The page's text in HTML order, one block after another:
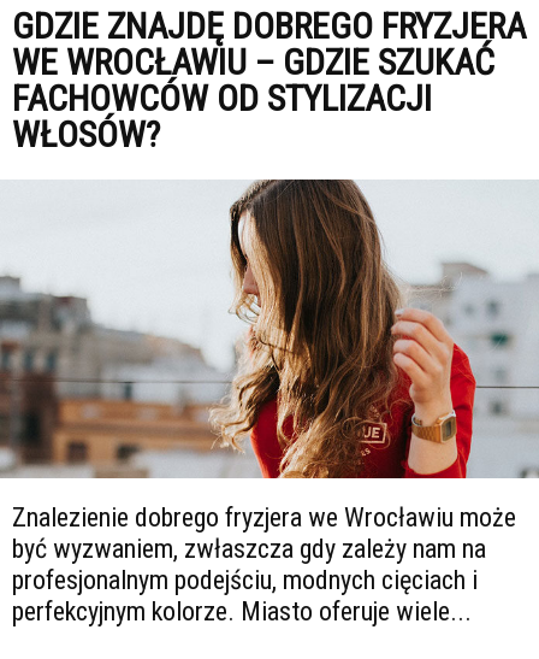
GDZIE ZNAJDĘ DOBREGO FRYZJERA
WE WROCŁAWIU – GDZIE SZUKAĆ
FACHOWCÓW OD STYLIZACJI
WŁOSÓW?
Znalezienie dobrego fryzjera we Wrocławiu może
być wyzwaniem, zwłaszcza gdy zależy nam na
profesjonalnym podejściu, modnych cięciach i
perfekcyjnym kolorze. Miasto oferuje wiele...